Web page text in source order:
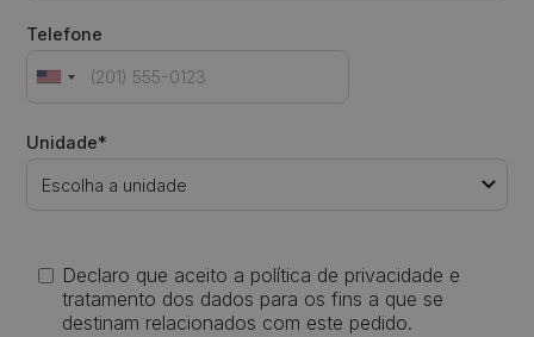
Telefone
Unidade*
Declaro que aceito a política de privacidade e
tratamento dos dados para os fins a que se
destinam relacionados com este pedido.